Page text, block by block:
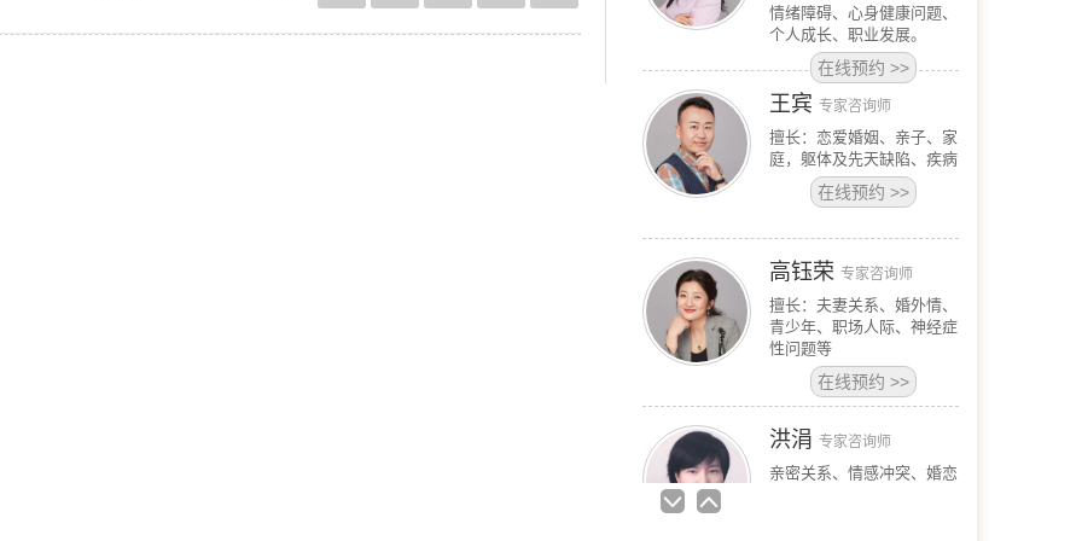
在线预约>>
高钰荣专家咨询师
擅长：夫妻关系、婚外情、
青少年、职场人际、神经症
性问题等
在线预约>>
洪涓专家咨询师
亲密关系、情感冲突、婚恋
问题；职场压力、沟通表
达、创伤心理。 青少年心
理健康专家咨询师，尤其擅
长处理学生失学、校园霸
凌、关系冲突、社交焦虑等
问题。擅长青少年抑郁症及
以及抑郁、